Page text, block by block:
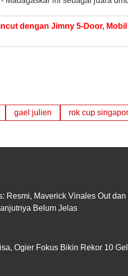
dengan Jimny 5-Door,
gael julien rok cup
Resmi, Maverick Vinales Out
Belum Jelas
Ogier Fokus Bikin Rekor 10